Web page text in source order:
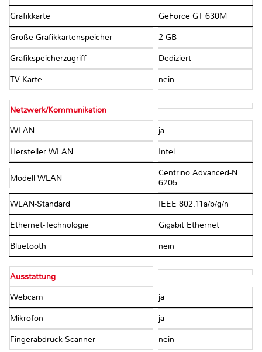
Grafikkarte GeForce GT 630M
Größe Grafikkartenspeicher 2 GB
Grafikspeicherzugriff Dediziert
TV-Karte nein
Netzwerk/Kommunikation
WLAN ja
Hersteller WLAN Intel
Modell WLAN
Centrino Advanced-N
6205
WLAN-Standard IEEE 802.11a/b/g/n
Ethernet-Technologie Gigabit Ethernet
Bluetooth nein
Ausstattung
Webcam ja
Mikrofon ja
Fingerabdruck-Scanner nein